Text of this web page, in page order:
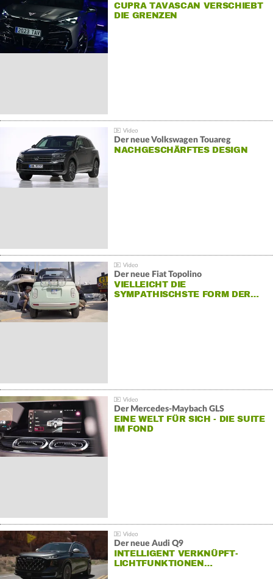
CUPRA TAVASCAN VERSCHIEBT
DIE GRENZEN
Der neue Volkswagen Touareg
NACHGESCHÄRFTES DESIGN
Der neue Fiat Topolino
VIELLEICHT DIE
SYMPATHISCHSTE FORM DER…
Der Mercedes‑Maybach GLS
EINE WELT FÜR SICH - DIE SUITE
IM FOND
Der neue Audi Q9
INTELLIGENT VERKNÜPFT-
LICHTFUNKTIONEN…